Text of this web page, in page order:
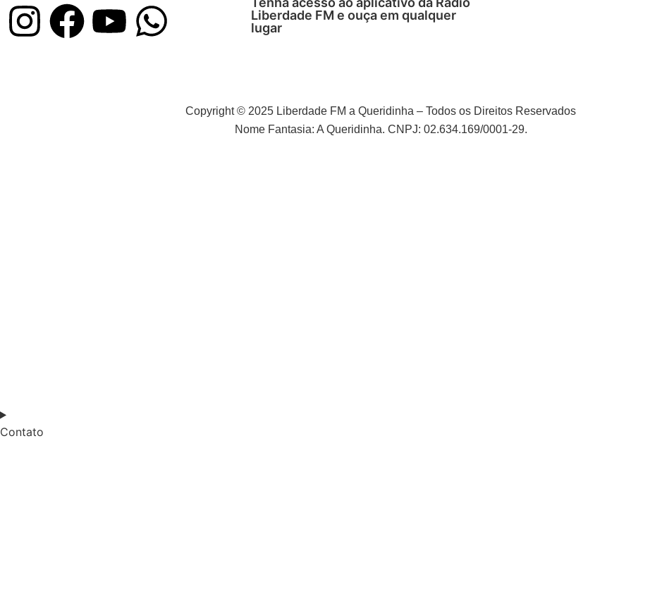
Liberdade FM e ouça em qualquer
lugar
Copyright © 2025 Liberdade FM a Queridinha – Todos os Direitos Reservados
Nome Fantasia: A Queridinha. CNPJ: 02.634.169/0001-29.
Contato